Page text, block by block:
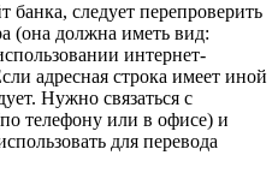
банка, следует перепроверить
(она должна иметь вид:
интернет-
адресная строка имеет иной
Нужно связаться с
телефону или в офисе) и
для перевода